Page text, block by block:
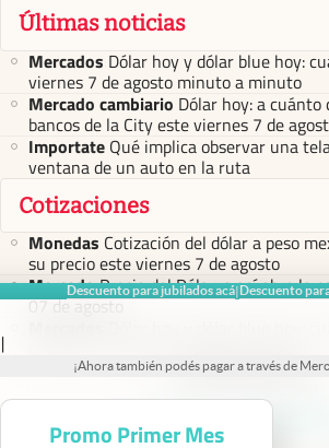
Descuento para jubilados acá|Descuento
|
¡Ahora también podés pagar a través de
Promo Primer Mes
Últimas noticias
Mercados Dólar hoy y dólar blue hoy:
viernes 7 de agosto minuto a minuto
Mercado cambiario Dólar hoy: a
bancos de la City este viernes 7 de
Importate Qué implica observar una
ventana de un auto en la ruta
Cotizaciones
Monedas Cotización del dólar a peso
su precio este viernes 7 de agosto
MercadoPrecio del Dólar: a así abre la
07 de agosto
abre en nueva
abre enabre en
abre